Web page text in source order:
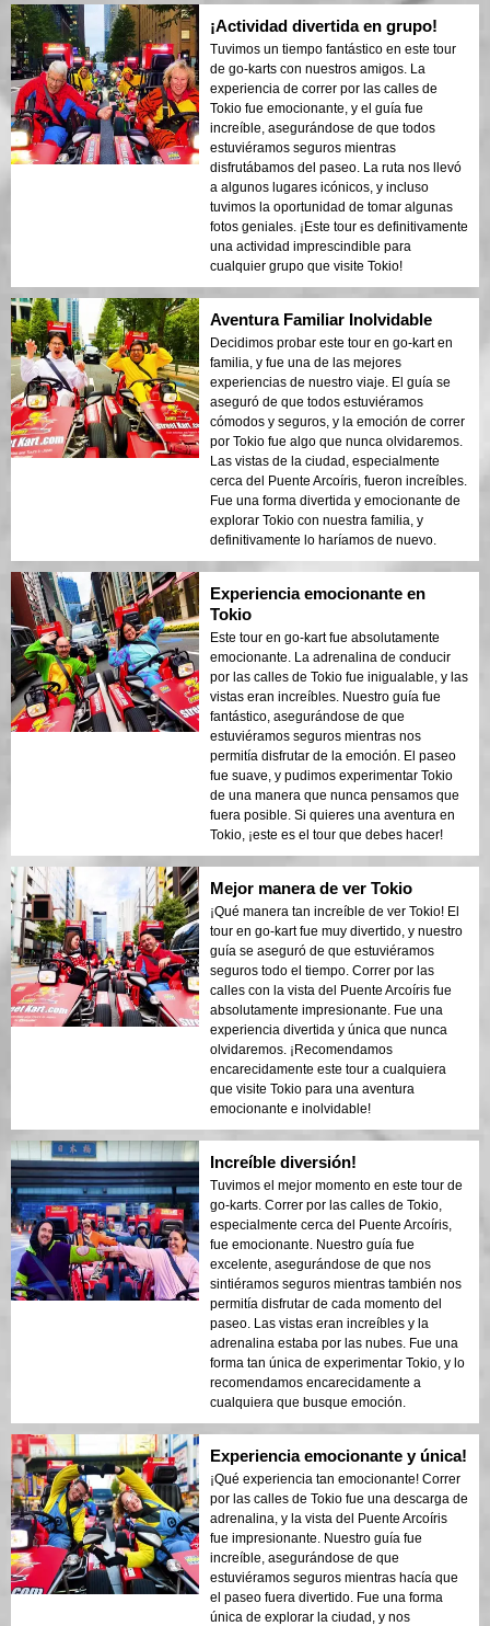
¡Actividad divertida en grupo!
Tuvimos un tiempo fantástico en este tour
de go-karts con nuestros amigos. La
experiencia de correr por las calles de
Tokio fue emocionante, y el guía fue
increíble, asegurándose de que todos
estuviéramos seguros mientras
disfrutábamos del paseo. La ruta nos llevó
a algunos lugares icónicos, y incluso
tuvimos la oportunidad de tomar algunas
fotos geniales. ¡Este tour es definitivamente
una actividad imprescindible para
cualquier grupo que visite Tokio!
Aventura Familiar Inolvidable
Decidimos probar este tour en go-kart en
familia, y fue una de las mejores
experiencias de nuestro viaje. El guía se
aseguró de que todos estuviéramos
cómodos y seguros, y la emoción de correr
por Tokio fue algo que nunca olvidaremos.
Las vistas de la ciudad, especialmente
cerca del Puente Arcoíris, fueron increíbles.
Fue una forma divertida y emocionante de
explorar Tokio con nuestra familia, y
definitivamente lo haríamos de nuevo.
Experiencia emocionante en
Tokio
Este tour en go-kart fue absolutamente
emocionante. La adrenalina de conducir
por las calles de Tokio fue inigualable, y las
vistas eran increíbles. Nuestro guía fue
fantástico, asegurándose de que
estuviéramos seguros mientras nos
permitía disfrutar de la emoción. El paseo
fue suave, y pudimos experimentar Tokio
de una manera que nunca pensamos que
fuera posible. Si quieres una aventura en
Tokio, ¡este es el tour que debes hacer!
Mejor manera de ver Tokio
¡Qué manera tan increíble de ver Tokio! El
tour en go-kart fue muy divertido, y nuestro
guía se aseguró de que estuviéramos
seguros todo el tiempo. Correr por las
calles con la vista del Puente Arcoíris fue
absolutamente impresionante. Fue una
experiencia divertida y única que nunca
olvidaremos. ¡Recomendamos
encarecidamente este tour a cualquiera
que visite Tokio para una aventura
emocionante e inolvidable!
Increíble diversión!
Tuvimos el mejor momento en este tour de
go-karts. Correr por las calles de Tokio,
especialmente cerca del Puente Arcoíris,
fue emocionante. Nuestro guía fue
excelente, asegurándose de que nos
sintiéramos seguros mientras también nos
permitía disfrutar de cada momento del
paseo. Las vistas eran increíbles y la
adrenalina estaba por las nubes. Fue una
forma tan única de experimentar Tokio, y lo
recomendamos encarecidamente a
cualquiera que busque emoción.
Experiencia emocionante y única!
¡Qué experiencia tan emocionante! Correr
por las calles de Tokio fue una descarga de
adrenalina, y la vista del Puente Arcoíris
fue impresionante. Nuestro guía fue
increíble, asegurándose de que
estuviéramos seguros mientras hacía que
el paseo fuera divertido. Fue una forma
única de explorar la ciudad, y nos